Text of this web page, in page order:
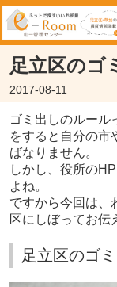
足立区のゴ
2017-08-11
ゴミ出しのルール
をすると自分の市
ばなりません。
しかし、役所の
よね。
ですから今回は、
区にしぼってお伝
足立区のゴ